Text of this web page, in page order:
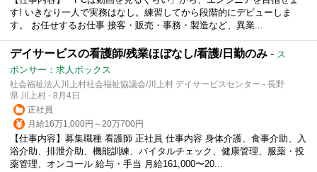
す! いきなり一人で実務はなし。練習してから段階的にデビューしま
す。 お任せするお仕事 接客・販売・事務・製造など、異業...
デイサービスの看護師/残業ほぼなし/看護/日勤のみ - ス
ポンサー：求人ボックス
社会福祉法人川上村社会福祉協議会/川上村 デイサービスセンター - 長野
県 川上村 - 8月4日
正社員
月給16万1,000円～20万700円
【仕事内容】募集職種 看護師 正社員 仕事内容 身体介護、食事介助、入
浴介助、排泄介助、機能訓練、バイタルチェック、健康管理、服薬・投
薬管理、オンコール 給与・手当 月給161,000〜20...